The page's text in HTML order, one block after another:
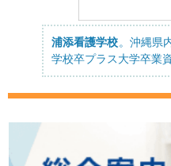
浦添看護学校。沖縄県
学校卒プラス大学卒業